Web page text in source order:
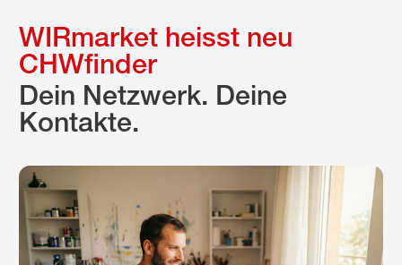
WIRmarket heisst neu
CHWfinder
Dein Netzwerk. Deine
Kontakte.